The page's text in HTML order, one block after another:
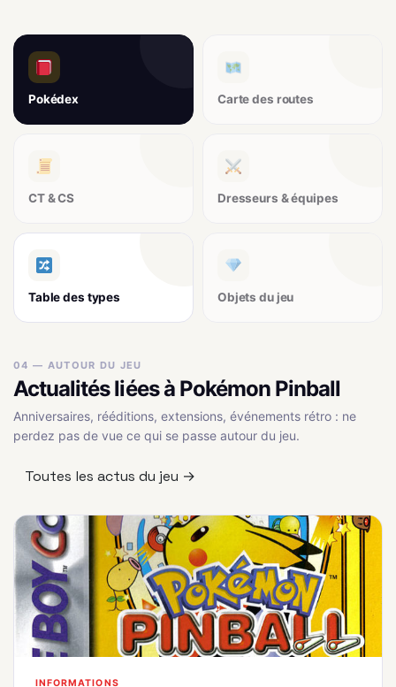
Pokédex Carte des routes
CT & CS Dresseurs & équipes
Table des types Objets du jeu
04 — AUTOUR DU JEU
Actualités liées à Pokémon Pinball
Anniversaires, rééditions, extensions, événements rétro : ne
perdez pas de vue ce qui se passe autour du jeu.
Toutes les actus du jeu →
INFORMATIONS